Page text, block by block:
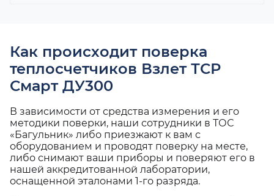
Как происходит поверка
теплосчетчиков Взлет ТСР
Смарт ДУ300
В зависимости от средства измерения и его
методики поверки, наши сотрудники в ТОС
«Багульник» либо приезжают к вам с
оборудованием и проводят поверку на месте,
либо снимают ваши приборы и поверяют его в
нашей аккредитованной лаборатории,
оснащенной эталонами 1-го разряда.